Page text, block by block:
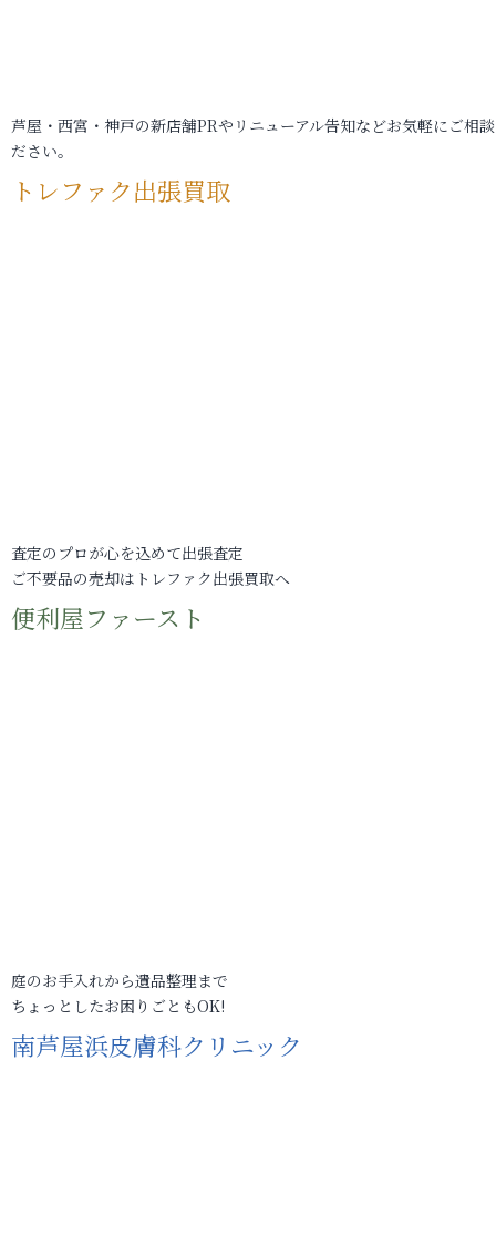
芦屋・西宮・神戸の新店舗PRやリニューアル告知などお気軽にご相
ださい。
トレファク出張買取
査定のプロが心を込めて出張査定
ご不要品の売却はトレファク出張買取へ
便利屋ファースト
庭のお手入れから遺品整理まで
ちょっとしたお困りごともOK!
南芦屋浜皮膚科クリニック